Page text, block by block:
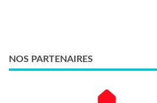
NOS PARTENAIRES